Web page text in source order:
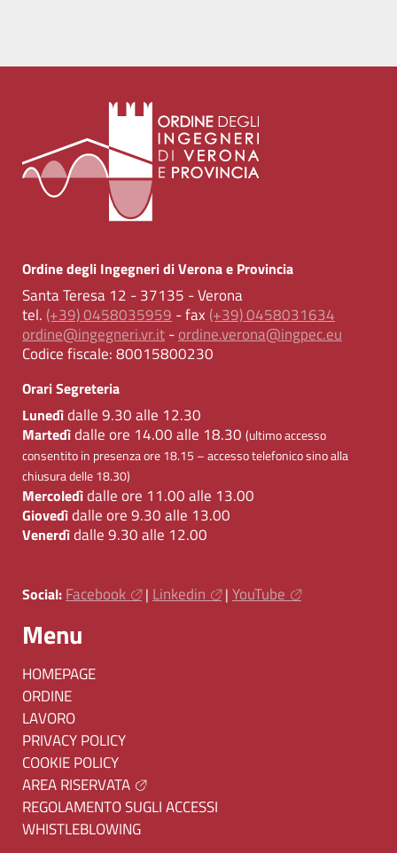
Ordine degli Ingegneri di Verona e Provincia
Santa Teresa 12 - 37135 - Verona
tel. (+39) 0458035959 - fax (+39) 0458031634
ordine@ingegneri.vr.it-ordine.verona@ingpec.eu
Codice fiscale:80015800230
Orari Segreteria
Lunedìdalle 9.30 alle 12.30
Martedìdalle ore 14.00 alle 18.30 (ultimo accesso
consentito in presenza ore 18.15 – accesso telefonico sino alla
chiusura delle 18.30)
Mercoledìdalle ore 11.00 alle 13.00
Giovedìdalle ore 9.30 alle 13.00
Venerdìdalle 9.30 alle 12.00
Social: Facebook | Linkedin | YouTube
Menu
HOMEPAGE
ORDINE
LAVORO
PRIVACY POLICY
COOKIE POLICY
AREA RISERVATA
REGOLAMENTO SUGLI ACCESSI
WHISTLEBLOWING